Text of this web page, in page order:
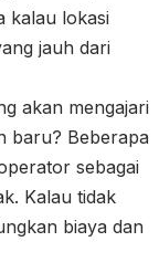
kalau lokasi
jauh dari
akan mengajari
baru? Beberapa
sebagai
Kalau tidak
biaya dan